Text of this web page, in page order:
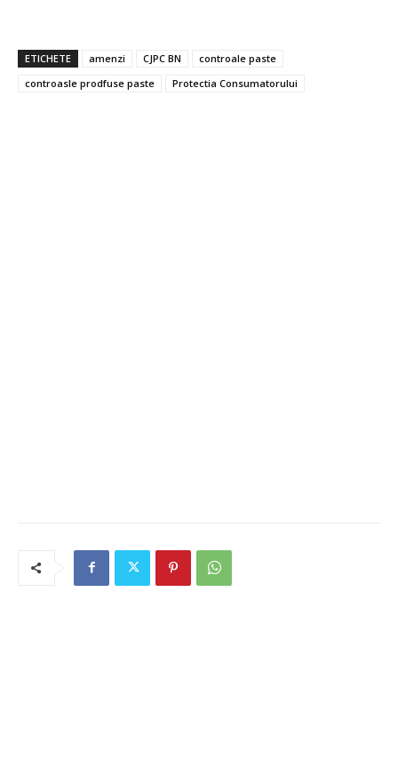
ETICHETE amenzi CJPC BN
controale paste
controasle prodfuse paste
Protectia Consumatorului